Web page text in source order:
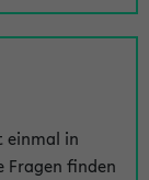
einmal in
Fragen finden